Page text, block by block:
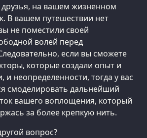
друзья, на вашем жизненном
В вашем путешествии нет
не поместили своей
волей перед
если вы сможете
которые создали опыт и
и неопределенности, тогда у вас
смоделировать дальнейший
вашего воплощения, который
за более крепкую нить.
вопрос?